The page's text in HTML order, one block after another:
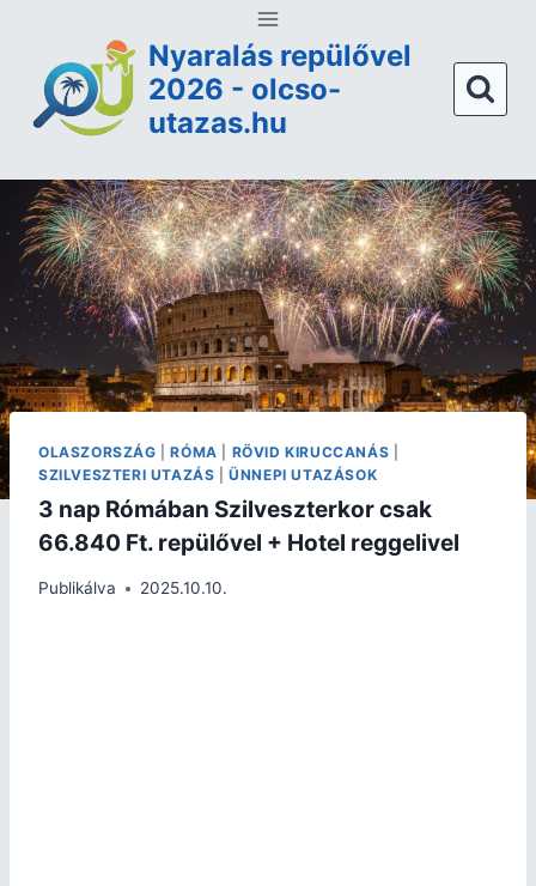
Nyaralás repülővel
2026 - olcso-
utazas.hu
OLASZORSZÁG |RÓMA RÖVID KIRUCCANÁS
SZILVESZTERI UTAZÁS |ÜNNEPI UTAZÁSOK
3 nap Rómában Szilveszterkor csak
66.840 Ft. repülővel + Hotel reggelivel
Publikálva 2025.10.10.